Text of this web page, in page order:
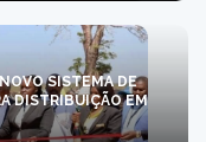
SISTEMA DE
DISTRIBUIÇÃO EM